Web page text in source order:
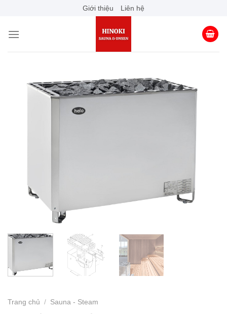
content
Giới thiệu Liên hệ
Trang chủ / Sauna - Steam